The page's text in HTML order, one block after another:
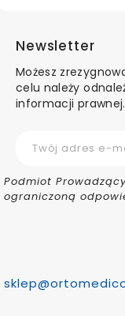
Newsletter
Możesz
celu należy
informacji prawnej.
Podmiot
ograniczoną